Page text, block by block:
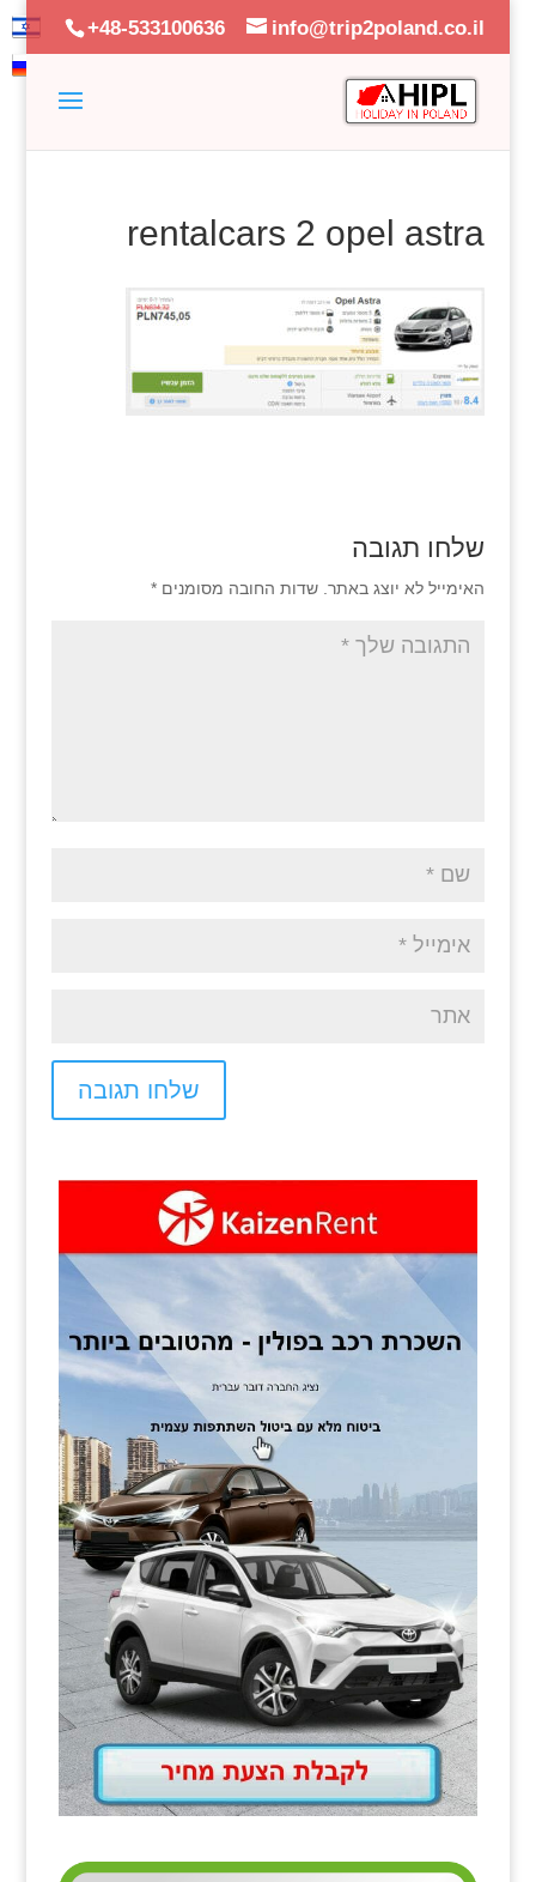
+48-533100636 info@trip2poland.co.il
rentalcars 2 opel astra
שלחו תגובה
האימייל לא יוצג באתר. שדות החובה מסומנים *